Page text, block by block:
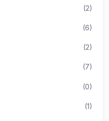
(2)
(6)
(2)
(7)
(0)
(1)